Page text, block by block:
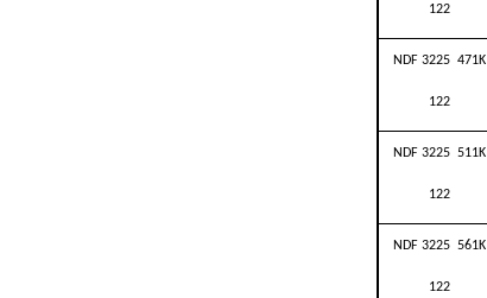
122
NDF 3225 471K
122
NDF 3225 511K
122
NDF 3225 561K
122